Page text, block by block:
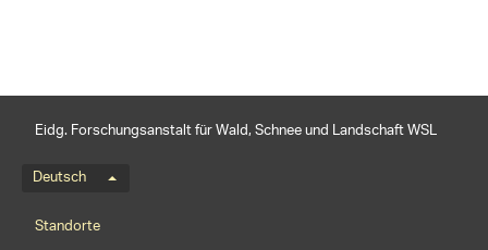
Eidg. Forschungsanstalt für Wald, Schnee und Landschaft WSL
Sprachmenü
Deutsch
Footernavigation
Standorte